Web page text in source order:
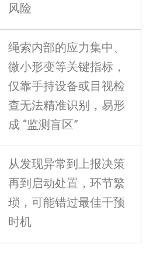
风险
绳索内部的应力集中、
微小形变等关键指标，
仅靠手持设备或目视检
查无法精准识别，易形
成 “监测盲区”
从发现异常到上报决策
再到启动处置，环节繁
琐，可能错过最佳干预
时机